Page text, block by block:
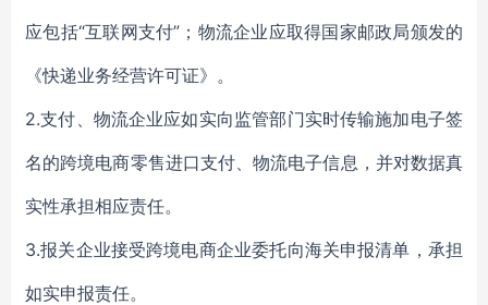
应包括“互联网支付”；物流企业应取得国家邮政局颁发的
《快递业务经营许可证》。
2.支付、物流企业应如实向监管部门实时传输施加电子签
名的跨境电商零售进口支付、物流电子信息，并对数据真
实性承担相应责任。
3.报关企业接受跨境电商企业委托向海关申报清单，承担
如实申报责任。